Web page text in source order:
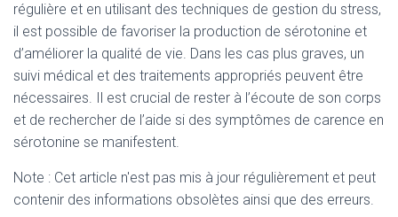
régulière et en utilisant des techniques de gestion du stress,
il est possible de favoriser la production de sérotonine et
d’améliorer la qualité de vie. Dans les cas plus graves, un
suivi médical et des traitements appropriés peuvent être
nécessaires. Il est crucial de rester à l’écoute de son corps
et de rechercher de l’aide si des symptômes de carence en
sérotonine se manifestent.
Note : Cet article n'est pas mis à jour régulièrement et peut
contenir des informations obsolètes ainsi que des erreurs.